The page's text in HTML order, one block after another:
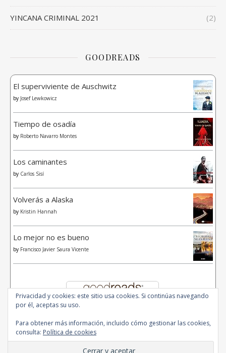
YINCANA CRIMINAL 2021 (2)
GOODREADS
El superviviente de Auschwitz
by Josef Lewkowicz
Tiempo de osadía
by Roberto Navarro Montes
Los caminantes
by Carlos Sisí
Volverás a Alaska
by Kristin Hannah
Lo mejor no es bueno
by Francisco Javier Saura Vicente
© 2020 - All Rights Reserved.
Privacidad y cookies: este sitio usa cookies. Si continúas navegando
por él, aceptas su uso.
Para obtener más información, incluido cómo gestionar las cookies,
consulta: Política de cookies